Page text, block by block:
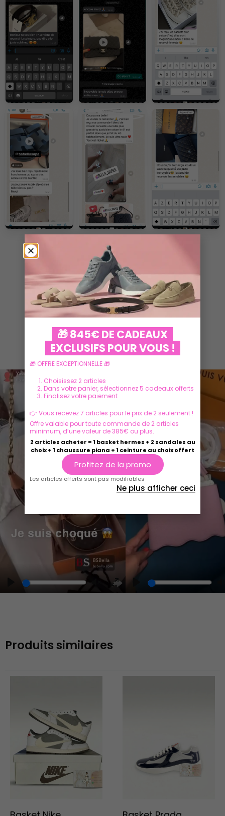
VOIR PLUS
Ils parlent de nous
Play UnmuteEnter
Play
Produits similaires
🎁 845€ DE CADEAUX
EXCLUSIFS POUR VOUS !
🎁 OFFRE EXCEPTIONNELLE 🎁
Choisissez 2 articles
Dans votre panier, sélectionnez 5 cadeaux offerts
Finalisez votre paiement
👉 Vous recevez 7 articles pour le prix de 2 seulement !
Offre valable pour toute commande de 2 articles
minimum, d’une valeur de 385€ ou plus.
2 articles acheter = 1 basket hermes + 2 sandales au
choix + 1 chaussure piana + 1 ceinture au choix offert
Profitez de la promo
Les articles offerts sont pas modifiables
Ne plus afficher ceci